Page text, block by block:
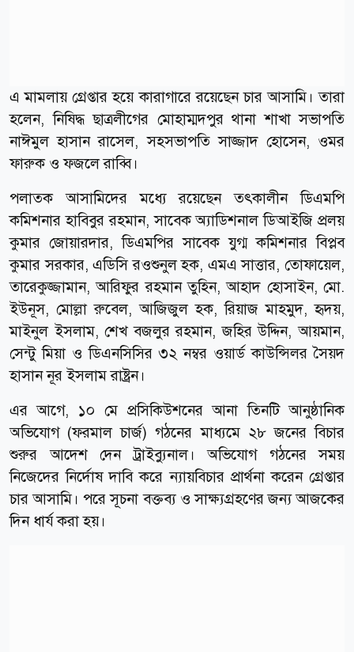
এ মামলায় গ্রেপ্তার হয়ে কারাগারে রয়েছেন চার আসামি। তারা
হলেন, নিষিদ্ধ ছাত্রলীগের মোহাম্মদপুর থানা শাখা সভাপতি
নাঈমুল হাসান রাসেল, সহসভাপতি সাজ্জাদ হোসেন, ওমর
ফারুক ও ফজলে রাব্বি।
পলাতক আসামিদের মধ্যে রয়েছেন তৎকালীন ডিএমপি
কমিশনার হাবিবুর রহমান, সাবেক অ্যাডিশনাল ডিআইজি প্রলয়
কুমার জোয়ারদার, ডিএমপির সাবেক যুগ্ম কমিশনার বিপ্লব
কুমার সরকার, এডিসি রওশুনুল হক, এমএ সাত্তার, তোফায়েল,
তারেকুজ্জামান, আরিফুর রহমান তুহিন, আহাদ হোসাইন, মো.
ইউনূস, মোল্লা রুবেল, আজিজুল হক, রিয়াজ মাহমুদ, হৃদয়,
মাইনুল ইসলাম, শেখ বজলুর রহমান, জহির উদ্দিন, আয়মান,
সেন্টু মিয়া ও ডিএনসিসির ৩২ নম্বর ওয়ার্ড কাউন্সিলর সৈয়দ
হাসান নূর ইসলাম রাষ্ট্রন।
এর আগে, ১০ মে প্রসিকিউশনের আনা তিনটি আনুষ্ঠানিক
অভিযোগ (ফরমাল চার্জ) গঠনের মাধ্যমে ২৮ জনের বিচার
শুরুর আদেশ দেন ট্রাইব্যুনাল। অভিযোগ গঠনের সময়
নিজেদের নির্দোষ দাবি করে ন্যায়বিচার প্রার্থনা করেন গ্রেপ্তার
চার আসামি। পরে সূচনা বক্তব্য ও সাক্ষ্যগ্রহণের জন্য আজকের
দিন ধার্য করা হয়।